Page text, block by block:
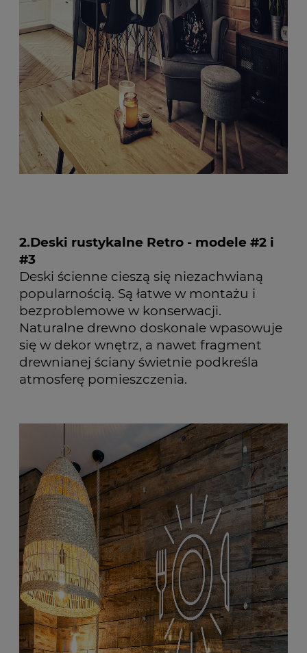
2.Deski rustykalne Retro - modele #2 i
#3
Deski ścienne cieszą się niezachwianą
popularnością. Są łatwe w montażu i
bezproblemowe w konserwacji.
Naturalne drewno doskonale wpasowuje
się w dekor wnętrz, a nawet fragment
drewnianej ściany świetnie podkreśla
atmosferę pomieszczenia.